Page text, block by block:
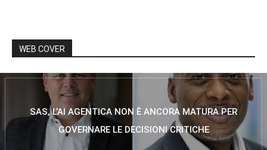
WEB COVER
SAS, L’AI AGENTICA NON È ANCORA MATURA PER
GOVERNARE LE DECISIONI CRITICHE